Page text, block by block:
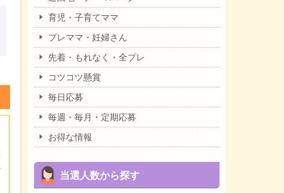
育児・子育てママ
プレママ・妊婦さん
先着・もれなく・全プレ
コツコツ懸賞
毎日応募
毎週・毎月・定期応募
お得な情報
当選人数から探す